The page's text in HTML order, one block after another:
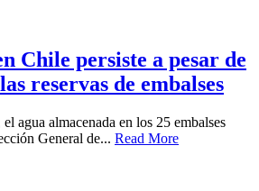
Chile persiste a pesar de
reservas de embalses
agua almacenada en los 25 embalses
General de... Read More